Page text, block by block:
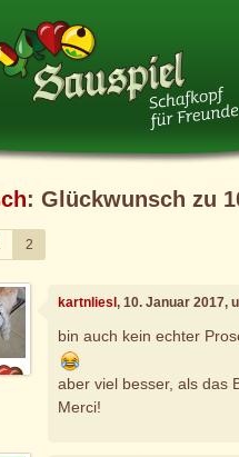
: Glückwunsch zu
2
kartnliesl, 10. Januar 2017,
bin auch kein echter
aber viel besser, als das
Merci!